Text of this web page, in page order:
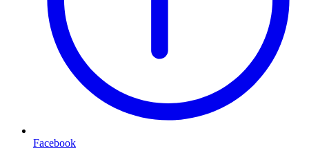
Facebook